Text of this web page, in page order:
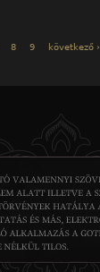
8 9 következő ›